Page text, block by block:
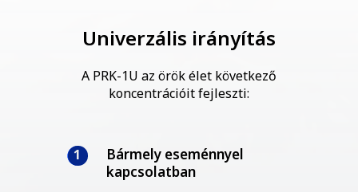
Univerzális irányítás
A PRK-1U az örök élet következő
koncentrációit fejleszti:
Bármely eseménnyel
kapcsolatban
1